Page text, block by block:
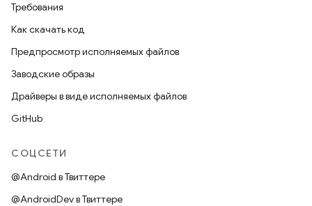
Требования
Как скачать код
Предпросмотр исполняемых файлов
Заводские образы
Драйверы в виде исполняемых файлов
GitHub
СОЦСЕТИ
@Android в Твиттере
@AndroidDev в Твиттере